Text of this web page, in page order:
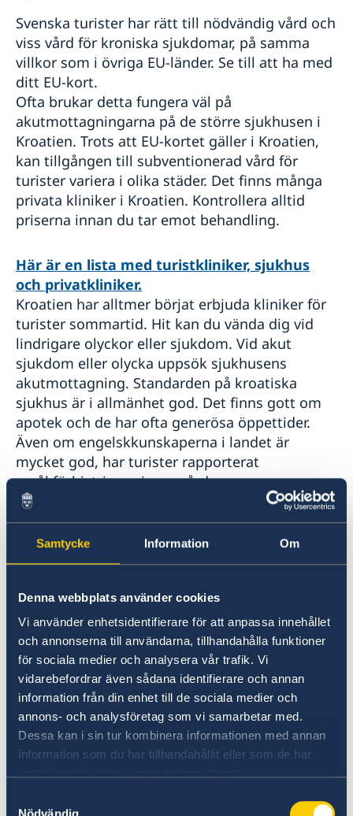
Samtycke Information Om
Denna webbplats använder cookies
Vi använder enhetsidentifierare för att anpassa innehållet
och annonserna till användarna, tillhandahålla funktioner
för sociala medier och analysera vår trafik. Vi
vidarebefordrar även sådana identifierare och annan
information från din enhet till de sociala medier och
annons- och analysföretag som vi samarbetar med.
Dessa kan i sin tur kombinera informationen med annan
information som du har tillhandahållit eller som de har
Nödvändig
Svenska turister har rätt till nödvändig vård och
viss vård för kroniska sjukdomar, på samma
villkor som i övriga EU-länder. Se till att ha med
ditt EU-kort.
Ofta brukar detta fungera väl på
akutmottagningarna på de större sjukhusen i
Kroatien. Trots att EU-kortet gäller i Kroatien,
kan tillgången till subventionerad vård för
turister variera i olika städer. Det finns många
privata kliniker i Kroatien. Kontrollera alltid
priserna innan du tar emot behandling.
Här är en lista med turistkliniker, sjukhus
och privatkliniker.
Kroatien har alltmer börjat erbjuda kliniker för
turister sommartid. Hit kan du vända dig vid
lindrigare olyckor eller sjukdom. Vid akut
sjukdom eller olycka uppsök sjukhusens
akutmottagning. Standarden på kroatiska
sjukhus är i allmänhet god. Det finns gott om
apotek och de har ofta generösa öppettider.
Även om engelskkunskaperna i landet är
mycket god, har turister rapporterat
språkförbistringar inom vården.
EU-kortet
Ta med det europeiska sjukförsäkringskortet
länder. Kortet visar att du är inskriven i svenska
Försäkringskassan. Det ger dig rätt till
nödvändig sjukvård till samma pris som för de
boende i landet. Läs mer och beställ ditt EU-
kort på
EU-kort och vård utomlands-
(forsakringskassan.se)
. Spara alltid kvitton och kontakta
Försäkringskassan för eventuell ersättning i
efterhand.